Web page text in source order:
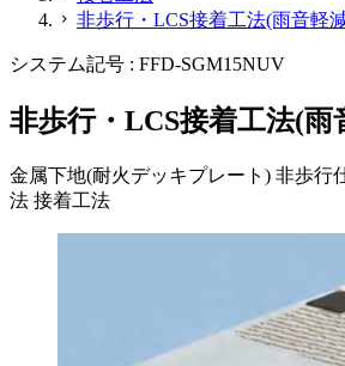
chevron_right 非歩行・LCS接着工法(雨音軽
システム記号 : FFD-SGM15NUV
非歩行・LCS接着工法(雨
金属下地(耐火デッキプレート) 非歩行
法 接着工法